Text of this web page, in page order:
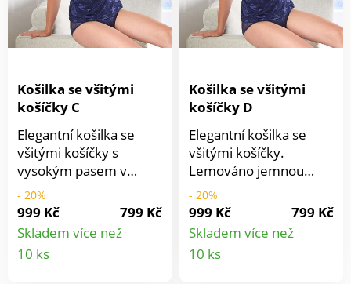
Košilka se všitými
košíčky C
Elegantní košilka se
všitými košíčky s
vysokým pasem v
třpytivém žakárovém
designu. Lemováno
jemnou strečovou
tylovou krajkou –
nepopsatelně ženské a
- 20%
999 Kč
799 Kč
Skladem více než
10 ks
Košilka se všitými
košíčky D
Elegantní košilka se
všitými košíčky.
Lemováno jemnou
strečovou tylovou
krajkou – nepopsatelně
ženská a extrémně
pohodlná. Lze prát při
30 °C. Elegantní
- 20%
999 Kč
799 Kč
Skladem více než
10 ks